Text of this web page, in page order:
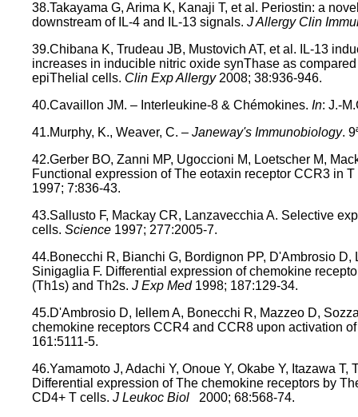
38.Takayama G, Arima K, Kanaji T, et al. Periostin: a
downstream of IL-4 and IL-13 signals. J Allergy Clin
39.Chibana K, Trudeau JB, Mustovich AT, et al. IL-13
increases in inducible nitric oxide synThase as
epiThelial cells. Clin Exp Allergy 2008; 38:936-946.
40.Cavaillon JM. – Interleukine-8 & Chémokines. In: J.-
41.Murphy, K., Weaver, C. – Janeway's Immunobiology.
42.Gerber BO, Zanni MP, Ugoccioni M, Loetscher M,
Functional expression of The eotaxin receptor CCR3 in
1997; 7:836-43.
43.Sallusto F, Mackay CR, Lanzavecchia A. Selective
cells. Science 1997; 277:2005-7.
44.Bonecchi R, Bianchi G, Bordignon PP, D'Ambrosio
Sinigaglia F. Differential expression of chemokine
(Th1s) and Th2s. J Exp Med 1998; 187:129-34.
45.D'Ambrosio D, Iellem A, Bonecchi R, Mazzeo D,
chemokine receptors CCR4 and CCR8 upon activation
161:5111-5.
46.Yamamoto J, Adachi Y, Onoue Y, Okabe Y, Itazawa
Differential expression of The chemokine receptors by
CD4+ T cells. J Leukoc Biol
2000; 68:568-74.